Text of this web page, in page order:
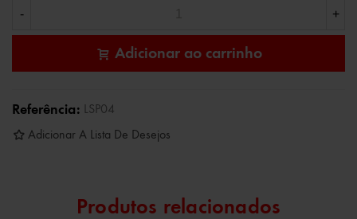
- +
Adicionar ao carrinho
Referência: LSP04
Adicionar A Lista De Desejos
Produtos relacionados